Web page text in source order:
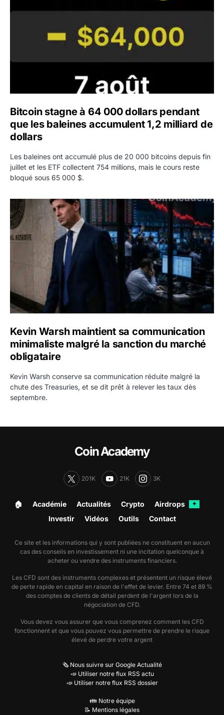
Bitcoin stagne à 64 000 dollars pendant
que les baleines accumulent 1,2 milliard de
dollars
Les baleines ont accumulé plus de 20 000 bitcoins depuis fin
juillet et les ETF collectent 754 millions, mais le cours reste
bloqué sous 65 000 $.
Kevin Warsh maintient sa communication minimaliste
Kevin Warsh maintient sa communication
minimaliste malgré la sanction du marché
obligataire
Kevin Warsh conserve sa communication réduite malgré la
chute des Treasuries, et se dit prêt à relever les taux dès
septembre.
Coin Academy
201K 21K 3K
🏠︎ Académie Actualités Crypto Airdrops ✦
Investir Vidéos Outils Contact
Ce site et les informations qui y sont publiées ne constituent en aucun
cas des conseils en investissement ni une incitation quelconque à
acheter ou vendre des instruments financiers.
Les CFD sont des instruments complexes et présentent un risque élevé
de perte rapide en capital en raison de l'effet de levier. Entre 74 et 89 %
des comptes de clients de détail perdent de l'argent lors de la
négociation de CFD.
Vous devez vous assurer que vous comprenez comment les CFD
fonctionnent et que vous pouvez vous permettre de prendre le risque
élevé de perdre votre argent
🗞️ Nous suivre sur Google Actualité
📣 Utiliser notre flux RSS actu
📣 Utiliser notre flux RSS dossier
👪 Notre équipe
📝 Mentions légales